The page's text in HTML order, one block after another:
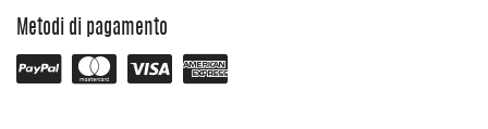
Metodi di pagamento